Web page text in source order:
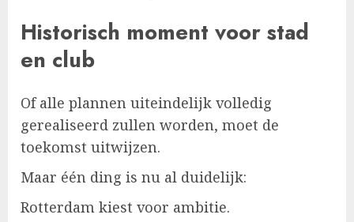
Historisch moment voor stad
en club
Of alle plannen uiteindelijk volledig
gerealiseerd zullen worden, moet de
toekomst uitwijzen.
Maar één ding is nu al duidelijk:
Rotterdam kiest voor ambitie.